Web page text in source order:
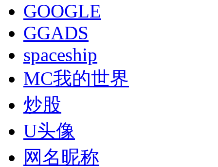
GOOGLE
GGADS
spaceship
MC我的世界
炒股
U头像
网名昵称